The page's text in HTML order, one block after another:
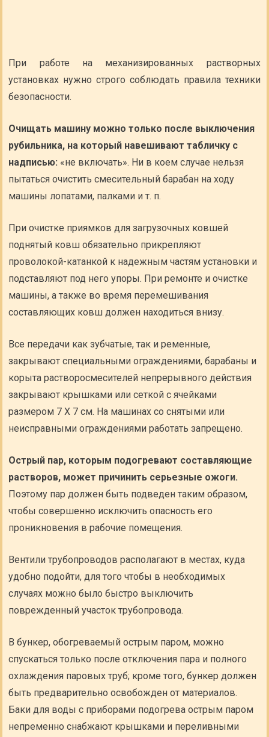
При работе на механизированных растворных
установках нужно строго соблюдать правила техники
безопасности.
Очищать машину можно только после выключения
рубильника, на который навешивают табличку с
надписью: «не включать». Ни в коем случае нельзя
пытаться очистить смесительный барабан на ходу
машины лопатами, палками и т. п.
При очистке приямков для загрузочных ковшей
поднятый ковш обязательно прикрепляют
проволокой-катанкой к надежным частям установки и
подставляют под него упоры. При ремонте и очистке
машины, а также во время перемешивания
составляющих ковш должен находиться внизу.
Все передачи как зубчатые, так и ременные,
закрывают специальными ограждениями, барабаны и
корыта растворосмесителей непрерывного действия
закрывают крышками или сеткой с ячейками
размером 7 X 7 см. На машинах со снятыми или
неисправными ограждениями работать запрещено.
Острый пар, которым подогревают составляющие
растворов, может причинить серьезные ожоги.
Поэтому пар должен быть подведен таким образом,
чтобы совершенно исключить опасность его
проникновения в рабочие помещения.
Вентили трубопроводов располагают в местах, куда
удобно подойти, для того чтобы в необходимых
случаях можно было быстро выключить
поврежденный участок трубопровода.
В бункер, обогреваемый острым паром, можно
спускаться только после отключения пара и полного
охлаждения паровых труб; кроме того, бункер должен
быть предварительно освобожден от материалов.
Баки для воды с приборами подогрева острым паром
непременно снабжают крышками и переливными